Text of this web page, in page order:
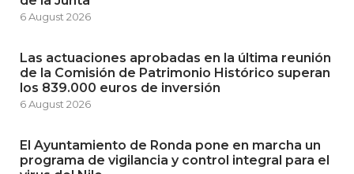
6 August 2026
Las actuaciones aprobadas en la última reunión
de la Comisión de Patrimonio Histórico superan
los 839.000 euros de inversión
6 August 2026
El Ayuntamiento de Ronda pone en marcha un
programa de vigilancia y control integral para el